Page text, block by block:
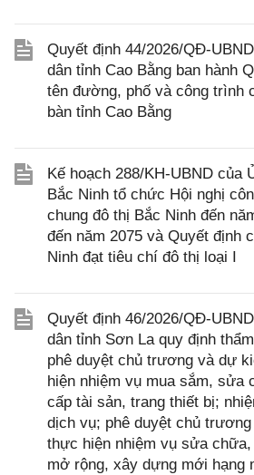
Quyết định 44/2026/QĐ-
dân tỉnh Cao Bằng ban hành
tên đường, phố và công trình
bàn tỉnh Cao Bằng
Kế hoạch 288/KH-UBND của
Bắc Ninh tổ chức Hội nghị
chung đô thị Bắc Ninh đến
đến năm 2075 và Quyết định
Ninh đạt tiêu chí đô thị loại I
Quyết định 46/2026/QĐ-
dân tỉnh Sơn La quy định
phê duyệt chủ trương và dự
hiện nhiệm vụ mua sắm, sửa
cấp tài sản, trang thiết bị;
dịch vụ; phê duyệt chủ
thực hiện nhiệm vụ sửa
mở rộng, xây dựng mới hạng